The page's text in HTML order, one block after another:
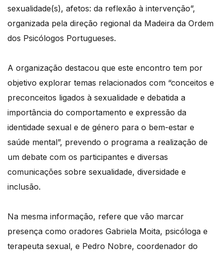
sexualidade(s), afetos: da reflexão à intervenção”,
organizada pela direção regional da Madeira da Ordem
dos Psicólogos Portugueses.
A organização destacou que este encontro tem por
objetivo explorar temas relacionados com “conceitos e
preconceitos ligados à sexualidade e debatida a
importância do comportamento e expressão da
identidade sexual e de género para o bem-estar e
saúde mental”, prevendo o programa a realização de
um debate com os participantes e diversas
comunicações sobre sexualidade, diversidade e
inclusão.
Na mesma informação, refere que vão marcar
presença como oradores Gabriela Moita, psicóloga e
terapeuta sexual, e Pedro Nobre, coordenador do